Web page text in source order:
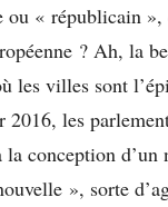
ou « républicain
? Ah, la
les villes sont
les
la conception d’un
», sorte